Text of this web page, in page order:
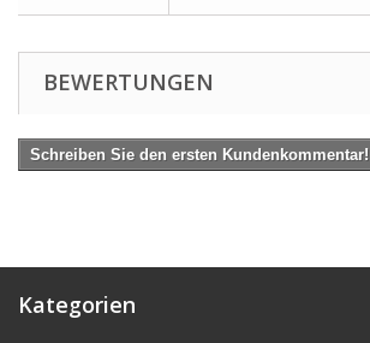
BEWERTUNGEN
Schreiben Sie den ersten Kundenkommentar!
Kategorien